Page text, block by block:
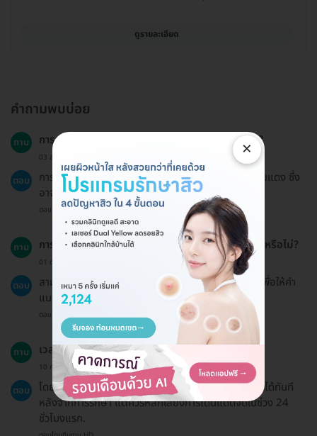
ดูรายละเอียด
คำถามพบบ่อย
ถาม การฉายแสงรักษาสิวเหมาะสำหรับทุกกลุ่มอายุหรือไม่?
03 ส.ค. 2023
ตอบ
การฉายแสงรักษาสิวเหมาะสำหรับผู้ที่มีปัญหาสิวและรอยแดง ซึ่ง
อาจมีความแตกต่างตามสภาพผิวของแต่ละบุคคล.
ตอบโดยทีมงาน HD
ถาม การฉายแสงรักษาสิวสามารถทำร่วมกับการรักษาอื่นได้หรือไม่?
01 ต.ค. 2024
ตอบ
สามารถทำร่วมกับการรักษาอื่นได้ แต่ควรปรึกษาแพทย์เพื่อให้คำ
แนะนำที่เหมาะสม.
ตอบโดยทีมงาน HD
ถาม เวลาฟื้นตัวหลังจากการฉายแสงรักษาสิวเป็นอย่างไร?
10 ก.ค. 2024
ตอบ
โดยทั่วไปผู้รับบริการสามารถกลับไปทำกิจกรรมประจำวันได้ทันที
หลังจากการรักษา แต่ควรหลีกเลี่ยงการโดนแดดจัดในช่วง 24
ชั่วโมงแรก.
×